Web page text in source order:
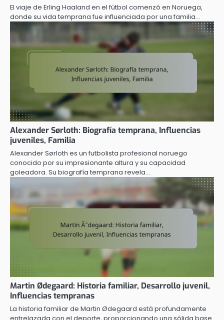
El viaje de Erling Haaland en el fútbol comenzó en Noruega,
donde su vida temprana fue influenciada por una familia…
Alexander Sørloth: Biografía temprana, Influencias
juveniles, Familia
Alexander Sørloth es un futbolista profesional noruego
conocido por su impresionante altura y su capacidad
goleadora. Su biografía temprana revela…
Martin Ødegaard: Historia familiar, Desarrollo juvenil,
Influencias tempranas
La historia familiar de Martin Ødegaard está profundamente